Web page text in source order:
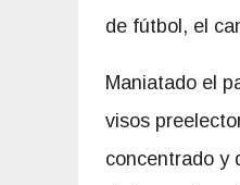
de fútbol, el
Maniatado el
visos
concentrado y